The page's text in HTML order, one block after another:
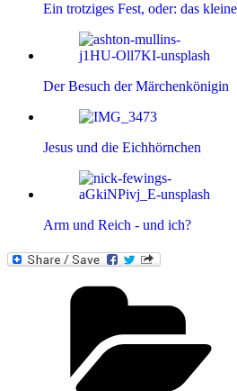
Ein trotziges Fest, oder: das
Der Besuch der Märchenkönigin
Jesus und die Eichhörnchen
Arm und Reich - und ich?